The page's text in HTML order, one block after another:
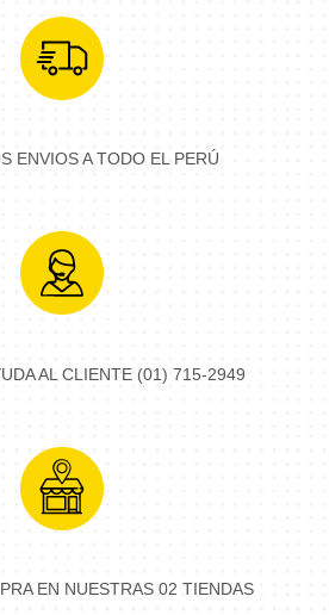
ENVIOS A TODO EL PERÚ
AL CLIENTE (01) 715-2949
EN NUESTRAS 02 TIENDAS